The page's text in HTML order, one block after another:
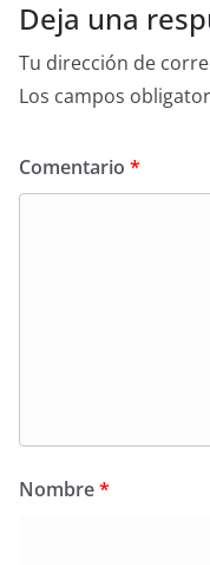
Deja una
Tu dirección de
Los campos
Comentario *
Nombre*